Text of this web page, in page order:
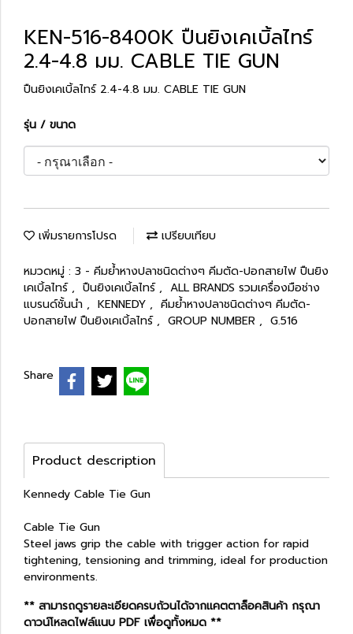
KEN-516-8400K ปืนยิงเคเบิ้ลไทร์
2.4-4.8 มม. CABLE TIE GUN
ปืนยิงเคเบิ้ลไทร์ 2.4-4.8 มม. CABLE TIE GUN
รุ่น / ขนาด
เพิ่มรายการโปรด เปรียบเทียบ
หมวดหมู่ : 3 - คีมย้ำหางปลาชนิดต่างๆ คีมตัด-ปอกสายไฟ ปืนยิง
เคเบิ้ลไทร์ , ปืนยิงเคเบิ้ลไทร์ , ALL BRANDS รวมเครื่องมือช่าง
แบรนด์ชั้นนำ , KENNEDY , คีมย้ำหางปลาชนิดต่างๆ คีมตัด-
ปอกสายไฟ ปืนยิงเคเบิ้ลไทร์ , GROUP NUMBER , G.516
Share
Product description
Kennedy Cable Tie Gun
Cable Tie Gun
Steel jaws grip the cable with trigger action for rapid
tightening, tensioning and trimming, ideal for production
environments.
** สามารถดูรายละเอียดครบถ้วนได้จากแคตตาล็อคสินค้า กรุณา
ดาวน์โหลดไฟล์แนบ PDF เพื่อดูทั้งหมด **